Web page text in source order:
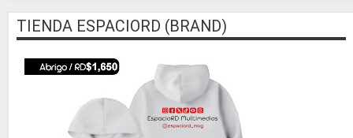
TIENDA ESPACIORD (BRAND)